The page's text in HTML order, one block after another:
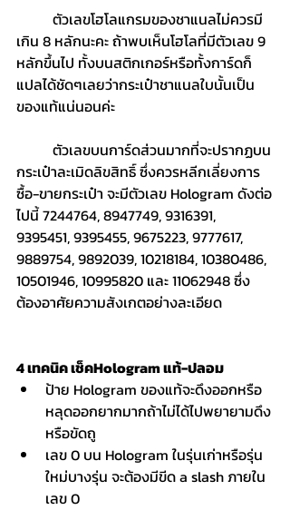
เกิน 8 หลักนะคะ ถ้าพบเห็นโฮโลที่มีตัวเลข 9
หลักขึ้นไป ทั้งบนสติกเกอร์หรือทั้งการ์ดก็
แปลได้ชัดๆเลยว่ากระเป๋าชาแนลใบนั้นเป็น
ของแท้แน่นอนค่ะ
กระเป๋าละเมิดลิขสิทธิ์ ซึ่งควรหลีกเลี่ยงการ
ซื้อ-ขายกระเป๋า จะมีตัวเลข Hologram ดังต่อ
ไปนี้ 7244764, 8947749, 9316391,
9395451, 9395455, 9675223, 9777617,
9889754, 9892039, 10218184, 10380486,
10501946, 10995820 และ 11062948 ซึ่ง
ต้องอาศัยความสังเกตอย่างละเอียด
4 เทคนิค เช็คHologram แท้-ปลอม
ป้าย Hologram ของแท้จะดึงออกหรือ
หลุดออกยากมากถ้าไม่ได้ไปพยายามดึง
หรือขัดถู
เลข 0 บน Hologram ในรุ่นเก่าหรือรุ่น
ใหม่บางรุ่น จะต้องมีขีด a slash ภายใน
เลข 0